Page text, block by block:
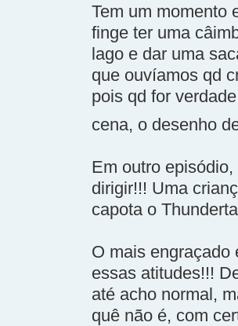
Tem um momento
finge ter uma
lago e dar uma
que ouvíamos qd
pois qd for
cena, o desenho
Em outro
dirigir!!! Uma
capota o
O mais engraçado
essas atitudes!!!
até acho normal,
quê não é, com